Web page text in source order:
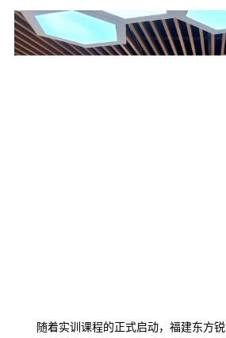
随着实训课程的正式启动， 福建东方